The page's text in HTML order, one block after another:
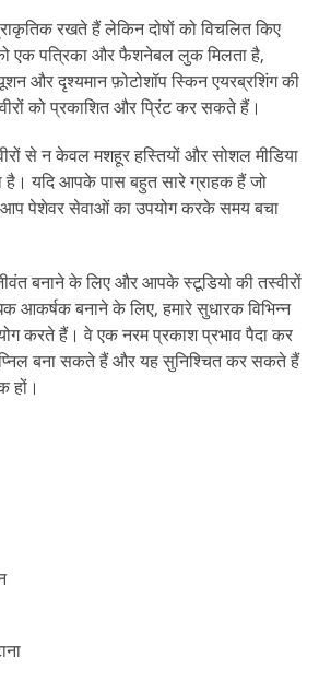
रखते हैं लेकिन दोषों को विचलित किए
को एक पत्रिका और फैशनेबल लुक मिलता है,
और दृश्यमान फ़ोटोशॉप स्किन एयरब्रशिंग की
को प्रकाशित और प्रिंट कर सकते हैं।
से न केवल मशहूर हस्तियों और सोशल मीडिया
है। यदि आपके पास बहुत सारे ग्राहक हैं जो
आप पेशेवर सेवाओं का उपयोग करके समय बचा
बनाने के लिए और आपके स्टूडियो की तस्वीरों
आकर्षक बनाने के लिए, हमारे सुधारक विभिन्न
करते हैं। वे एक नरम प्रकाश प्रभाव पैदा कर
बना सकते हैं और यह सुनिश्चित कर सकते हैं
हों।